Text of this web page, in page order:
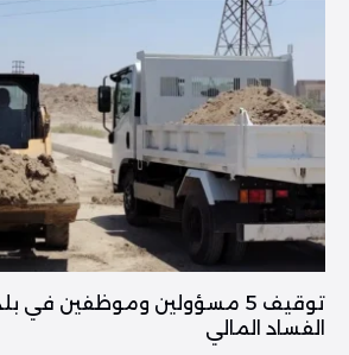
توقيف 5 مسؤولين وموظفين في
الفساد المالي